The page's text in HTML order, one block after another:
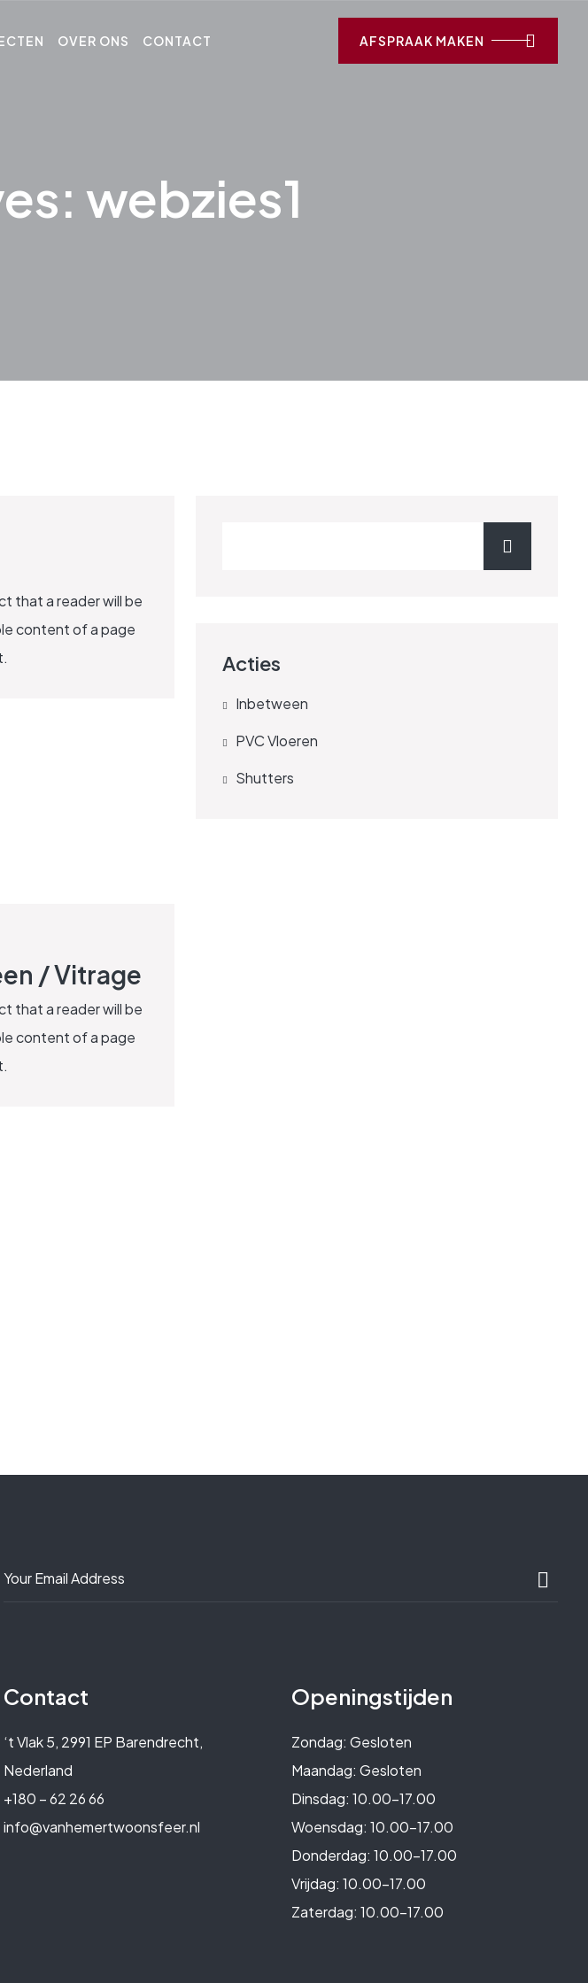
OVER ONS CONTACT AFSPRAAK MAKEN
webzies1
that a reader will be
content of a page
/ Vitrage
that a reader will be
content of a page
Acties
Inbetween
PVC Vloeren
Shutters
Contact
‘t Vlak 5, 2991 EP Barendrecht,
Nederland
+180 – 62 26 66
info@vanhemertwoonsfeer.nl
Openingstijden
Zondag: Gesloten
Maandag: Gesloten
Dinsdag: 10.00-17.00
Woensdag: 10.00-17.00
Donderdag: 10.00-17.00
Vrijdag: 10.00-17.00
Zaterdag: 10.00-17.00